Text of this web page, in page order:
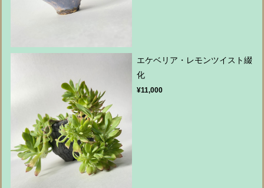
エケベリア・レモンツイスト綴
化
¥11,000